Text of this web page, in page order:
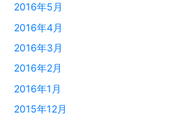
2016年5月
2016年4月
2016年3月
2016年2月
2016年1月
2015年12月